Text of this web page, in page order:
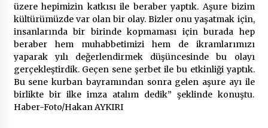
Saadet Partisi Ziyaretlere Devam Ediyor
4 ay ago
Başkan Aras “Bizler Günü Kurtaran Değil, Yarını
Kuran İşler İçin Çalışacağız”
9 ay ago
üzere hepimizin katkısı ile beraber yaptık. Aşure bizim
kültürümüzde var olan bir olay. Bizler onu yaşatmak için,
insanlarında bir birinde kopmaması için burada hep
beraber hem muhabbetimizi hem de ikramlarımızı
yaparak yılı değerlendirmek düşüncesinde bu olayı
gerçekleştirdik. Geçen sene şerbet ile bu etkinliği yaptık.
Bu sene kurban bayramından sonra gelen aşure ayı ile
birlikte bir ilke imza atalım dedik” şeklinde konuştu.
Haber-Foto/Hakan AYKIRI